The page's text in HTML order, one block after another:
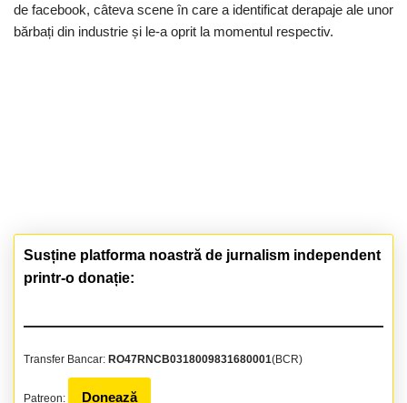
de facebook, câteva scene în care a identificat derapaje ale unor
bărbați din industrie și le-a oprit la momentul respectiv.
Susține platforma noastră de jurnalism independent
printr-o donație:
Transfer Bancar: RO47RNCB0318009831680001(BCR)
Patreon: Donează